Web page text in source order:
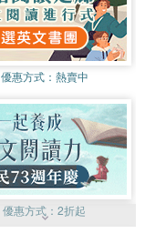
優惠方式： 熱賣中
優惠方式：2折起